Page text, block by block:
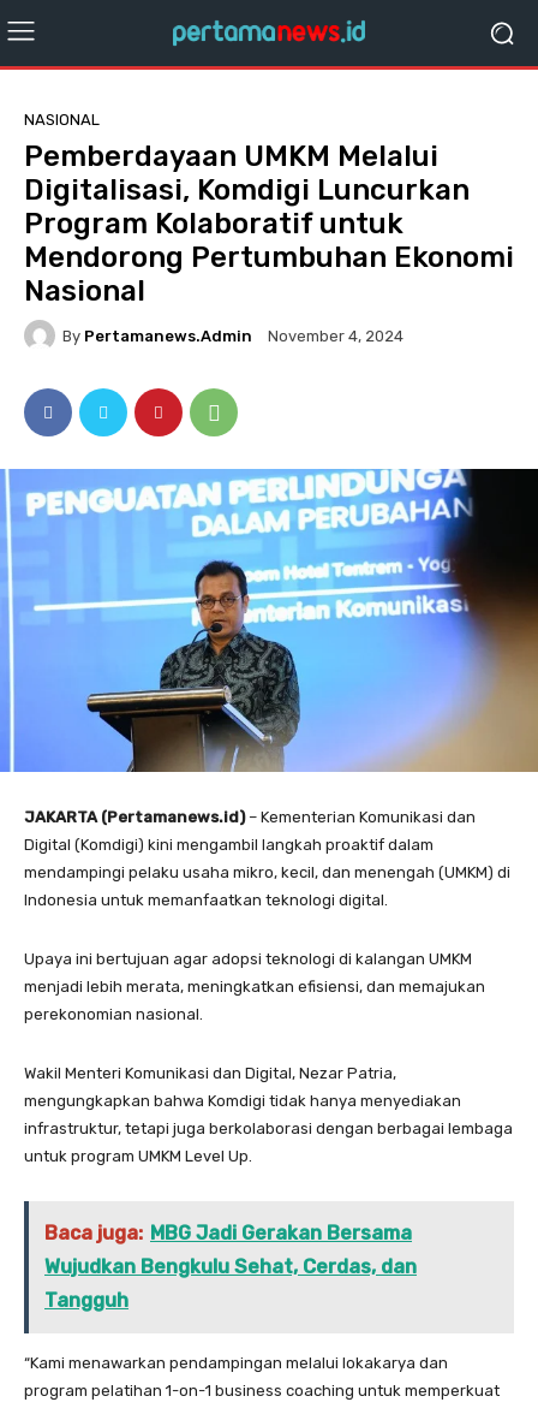
NASIONAL
Pemberdayaan UMKM Melalui
Digitalisasi, Komdigi Luncurkan
Program Kolaboratif untuk
Mendorong Pertumbuhan Ekonomi
Nasional
By Pertamanews.admin November 4, 2024
JAKARTA (Pertamanews.id) – Kementerian Komunikasi dan
Digital (Komdigi) kini mengambil langkah proaktif dalam
mendampingi pelaku usaha mikro, kecil, dan menengah (UMKM) di
Indonesia untuk memanfaatkan teknologi digital.
Upaya ini bertujuan agar adopsi teknologi di kalangan UMKM
menjadi lebih merata, meningkatkan efisiensi, dan memajukan
perekonomian nasional.
Wakil Menteri Komunikasi dan Digital, Nezar Patria,
mengungkapkan bahwa Komdigi tidak hanya menyediakan
infrastruktur, tetapi juga berkolaborasi dengan berbagai lembaga
untuk program UMKM Level Up.
Baca juga: MBG Jadi Gerakan Bersama
Wujudkan Bengkulu Sehat, Cerdas, dan
Tangguh
“Kami menawarkan pendampingan melalui lokakarya dan
program pelatihan 1-on-1 business coaching untuk memperkuat